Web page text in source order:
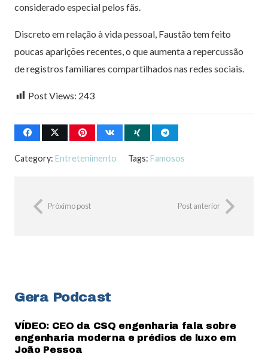
considerado especial pelos fãs.
Discreto em relação à vida pessoal, Faustão tem feito
poucas aparições recentes, o que aumenta a repercussão
de registros familiares compartilhados nas redes sociais.
Post Views: 243
Category: Entretenimento Tags:Famosos
Próximo post Post anterior
Gera Podcast
VÍDEO: CEO da CSQ engenharia fala sobre
engenharia moderna e prédios de luxo em
João Pessoa